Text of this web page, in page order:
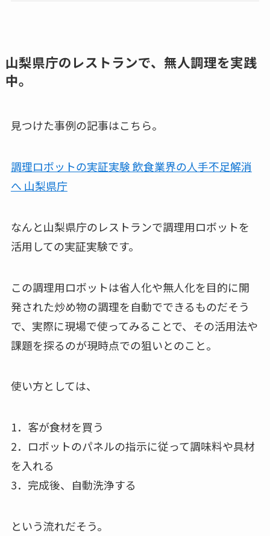
山梨県庁のレストランで、無人調理を実践
中。
見つけた事例の記事はこちら。
調理ロボットの実証実験 飲食業界の人手不足解消
へ 山梨県庁
なんと山梨県庁のレストランで調理用ロボットを
活用しての実証実験です。
この調理用ロボットは省人化や無人化を目的に開
発された炒め物の調理を自動でできるものだそう
で、実際に現場で使ってみることで、その活用法や
課題を探るのが現時点での狙いとのこと。
使い方としては、
1．客が食材を買う
2．ロボットのパネルの指示に従って調味料や具材
を入れる
3．完成後、自動洗浄する
という流れだそう。